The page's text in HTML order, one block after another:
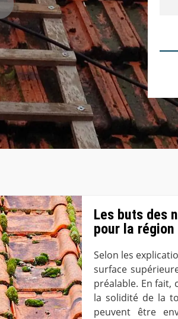
Les buts des
pour la
Selon les
surface
préalable. En
la solidité de la
peuvent être